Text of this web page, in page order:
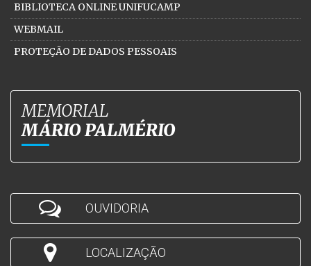
BIBLIOTECA ONLINE UNIFUCAMP
WEBMAIL
PROTEÇÃO DE DADOS PESSOAIS
MEMORIAL
MÁRIO PALMÉRIO
OUVIDORIA
LOCALIZAÇÃO